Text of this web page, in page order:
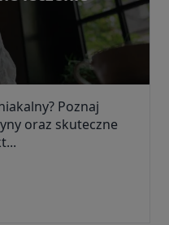
Poznaj
oraz skuteczne